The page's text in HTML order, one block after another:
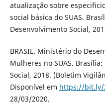
atualização sobre
social básica do SUAS.
Desenvolvimento Social,
BRASIL. Ministério do
Mulheres no SUAS.
Social, 2018. (Boletim
Disponível em https://bit.ly/
28/03/2020.